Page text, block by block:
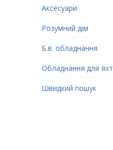
Аксесуари
Розумний дім
Б.в. обладнання
Обладнання для яхт
Швидкий пошук